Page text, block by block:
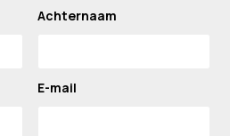
Achternaam
E-mail